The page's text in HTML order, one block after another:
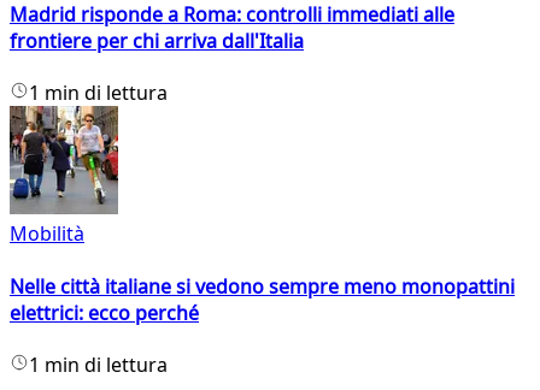
Madrid risponde a Roma: controlli immediati alle
frontiere per chi arriva dall'Italia
1 min di lettura
Mobilità
Nelle città italiane si vedono sempre meno monopattini
elettrici: ecco perché
1 min di lettura